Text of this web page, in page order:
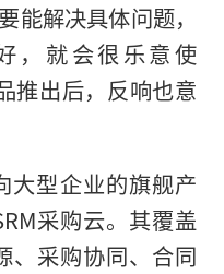
能解决具体问题，
，就会很乐意使
推出后，反响也意
大型企业的旗舰产
采购云。其覆盖
、采购协同、合同